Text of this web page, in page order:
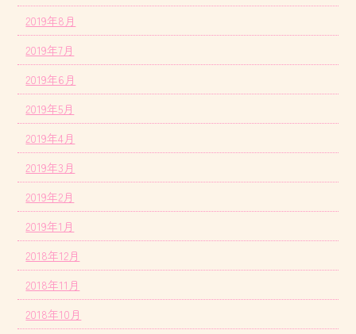
2019年8月
2019年7月
2019年6月
2019年5月
2019年4月
2019年3月
2019年2月
2019年1月
2018年12月
2018年11月
2018年10月